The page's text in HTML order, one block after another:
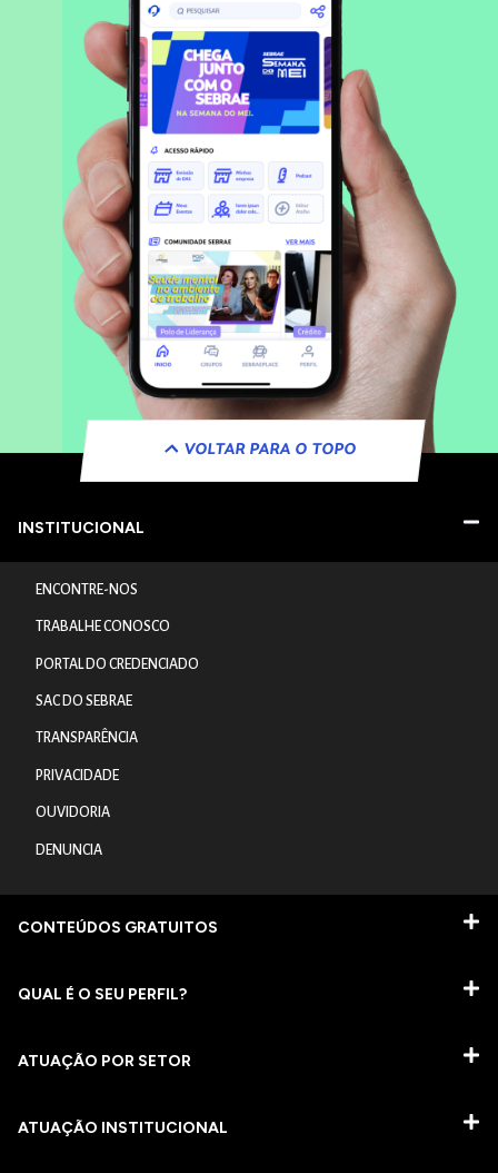
VOLTAR PARA O TOPO
INSTITUCIONAL
ENCONTRE-NOS
TRABALHE CONOSCO
PORTAL DO CREDENCIADO
SAC DO SEBRAE
TRANSPARÊNCIA
PRIVACIDADE
OUVIDORIA
DENUNCIA
CONTEÚDOS GRATUITOS
QUAL É O SEU PERFIL?
ATUAÇÃO POR SETOR
ATUAÇÃO INSTITUCIONAL